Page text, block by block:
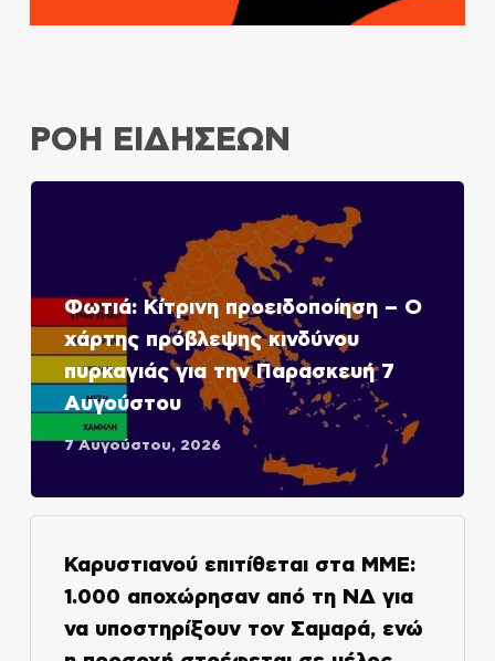
ΡΟΗ ΕΙΔΗΣΕΩΝ
Φωτιά: Κίτρινη προειδοποίηση – Ο
χάρτης πρόβλεψης κινδύνου
πυρκαγιάς για την Παρασκευή 7
Αυγούστου
7 Αυγούστου, 2026
Καρυστιανού επιτίθεται στα ΜΜΕ:
1.000 αποχώρησαν από τη ΝΔ για
να υποστηρίξουν τον Σαμαρά, ενώ